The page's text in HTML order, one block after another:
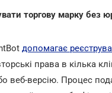
торгову марку без
допомагає
права в кілька
веб-версію. Процес